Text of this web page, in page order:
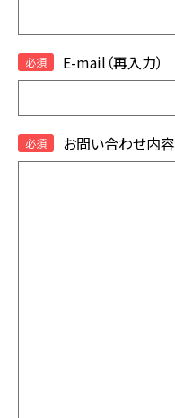
E-mail（再入力）
お問い合わせ内容